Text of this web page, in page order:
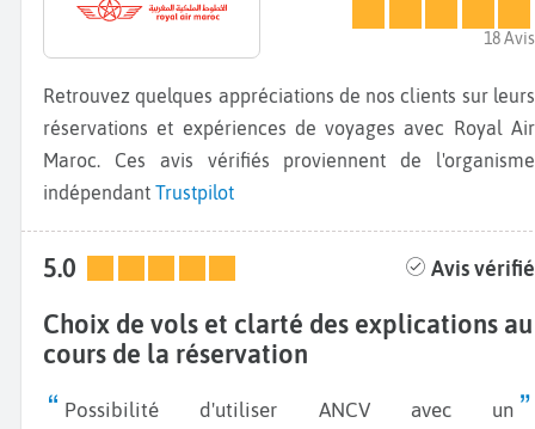
18 Avis
Retrouvez quelques appréciations de nos clients sur leurs
réservations et expériences de voyages avec Royal Air
Maroc. Ces avis vérifiés proviennent de l'organisme
indépendant Trustpilot
5.0 Avis vérifié
Choix de vols et clarté des explications au
cours de la réservation
Possibilité d'utiliser ANCV avec un